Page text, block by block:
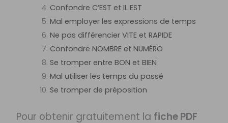
Confondre C’EST et IL EST
Mal employer les expressions de temps
Ne pas différencier VITE et RAPIDE
Confondre NOMBRE et NUMÉRO
Se tromper entre BON et BIEN
Mal utiliser les temps du passé
Se tromper de préposition
Pour obtenir gratuitement la fiche PDF